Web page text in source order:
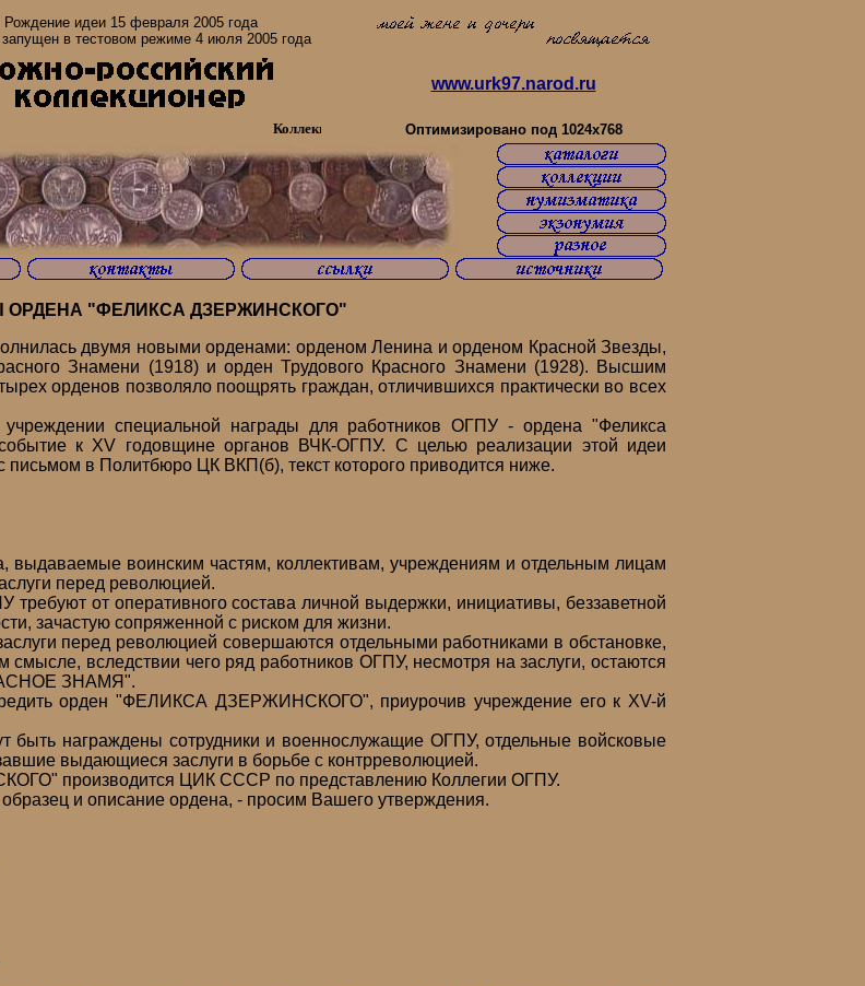
Рождение идеи 15 февраля 2005 года
запущен в тестовом режиме 4 июля 2005 года
www.urk97.narod.ru
Коллекционеры Юга России объединяйтесь!!!
Оптимизировано под 1024x768
ОРДЕНА "ФЕЛИКСА ДЗЕРЖИНСКОГО"
двумя новыми орденами: орденом Ленина и орденом Красной Звезды,
Знамени (1918) и орден Трудового Красного Знамени (1928). Высшим
орденов позволяло поощрять граждан, отличившихся практически во всех
специальной награды для работников ОГПУ - ордена "Феликса
к ХV годовщине органов ВЧК-ОГПУ. С целью реализации этой идеи
в Политбюро ЦК ВКП(б), текст которого приводится ниже.
воинским частям, коллективам, учреждениям и отдельным лицам
перед революцией.
от оперативного состава личной выдержки, инициативы, беззаветной
зачастую сопряженной с риском для жизни.
перед революцией совершаются отдельными работниками в обстановке,
смысле, вследствии чего ряд работников ОГПУ, несмотря на заслуги, остаются
ЗНАМЯ".
орден "ФЕЛИКСА ДЗЕРЖИНСКОГО", приурочив учреждение его к ХV-й
награждены сотрудники и военнослужащие ОГПУ, отдельные войсковые
выдающиеся заслуги в борьбе с контрреволюцией.
производится ЦИК СССР по представлению Коллегии ОГПУ.
и описание ордена, - просим Вашего утверждения.